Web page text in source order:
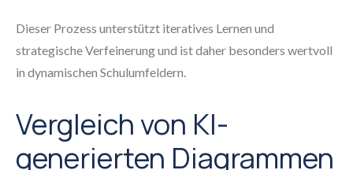
Dieser Prozess unterstützt iteratives Lernen und
strategische Verfeinerung und ist daher besonders wertvoll
in dynamischen Schulumfeldern.
Vergleich von KI-
generierten Diagrammen